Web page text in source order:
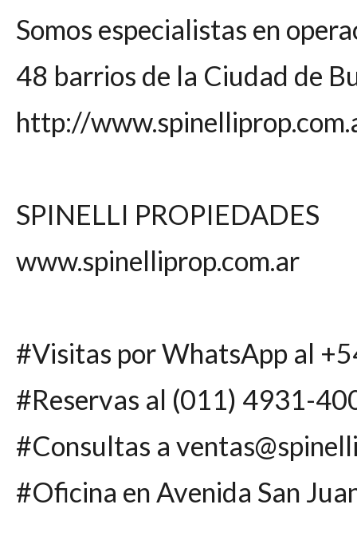
Somos especialistas en
48 barrios de la Ciudad de
http://
SPINELLI PROPIEDADES
www.spinelliprop.com.ar
#Visitas por WhatsApp al
#Reservas al (011) 4931-
#Consultas a
#Oficina en Avenida San